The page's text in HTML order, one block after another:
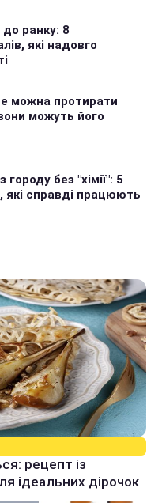
ранку: 8
які надовго
можна протирати
можуть його
без "хімії": 5
які справді працюють
рецепт із
ідеальних дірочок